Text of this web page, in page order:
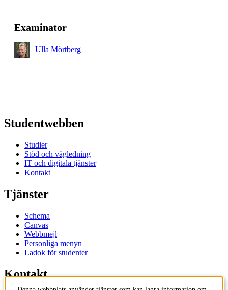
Examinator
Ulla Mörtberg
Studentwebben
Studier
Stöd och vägledning
IT och digitala tjänster
Kontakt
Tjänster
Schema
Canvas
Webbmejl
Personliga menyn
Ladok för studenter
Kontakt